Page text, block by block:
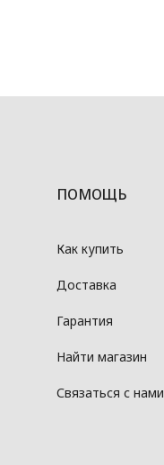
ПОМОЩЬ
Как купить
Доставка
Гарантия
Найти магазин
Связаться с нами